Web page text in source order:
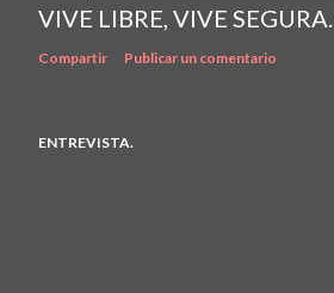
VIVE LIBRE, VIVE SEGURA.
Compartir Publicar un comentario
ENTREVISTA.